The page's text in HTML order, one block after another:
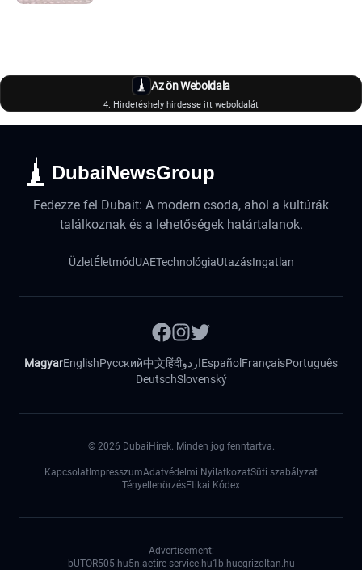
Az ön Weboldala
4. Hirdetéshely hirdesse itt weboldalát
DubaiNewsGroup
Fedezze fel Dubait: A modern csoda, ahol a kultúrák
találkoznak és a lehetőségek határtalanok.
ÜzletÉletmódUAETechnológiaUtazásIngatlan
MagyarEnglishРусский中文हिंदीاردوEspañol FrançaisPortuguês
DeutschSlovenský
© 2026 DubaiHirek. Minden jog fenntartva.
Kapcsolat ImpresszumAdatvédelmi NyilatkozatSüti szabályzat
TényellenörzésEtikai Kódex
Advertisement:
bUTOR505.hu5n.aetire-service.hu1b.huegrizoltan.hu